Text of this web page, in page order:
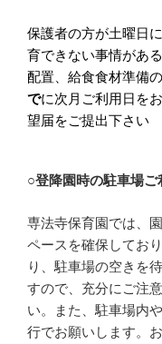
保護者の方が土曜日
育できない事情があ
配置、給食食材準備
でに次月ご利用日を
望届をご提出下さい
○登降園時の駐車場ご
専法寺保育園では、
ペースを確保してお
り、駐車場の空きを
すので、充分にご注
い。また、駐車場内
行でお願いします。